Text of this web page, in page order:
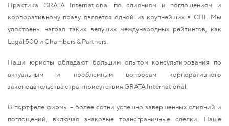
Практика GRATA International по слияниям и поглощениям и
корпоративному праву является одной из крупнейших в СНГ. Мы
удостоены наград таких ведущих международных рейтингов, как
Legal 500 и Chambers & Partners.
Наши юристы обладают большим опытом консультирования по
актуальным и проблемным вопросам корпоративного
законодательства стран присутствия GRATA International.
В портфеле фирмы – более сотни успешно завершенных слияний и
поглощений, включая знаковые трансграничные сделки. Наше